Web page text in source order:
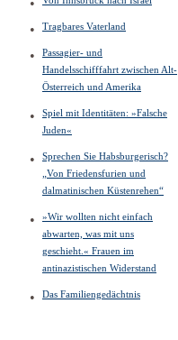
Tragbares Vaterland
Passagier- und
Handelsschifffahrt zwischen Alt-
Österreich und Amerika
Spiel mit Identitäten: »Falsche
Juden«
Sprechen Sie Habsburgerisch?
„Von Friedensfurien und
dalmatinischen Küstenrehen“
»Wir wollten nicht einfach
abwarten, was mit uns
geschieht.« Frauen im
antinazistischen Widerstand
Das Familiengedächtnis